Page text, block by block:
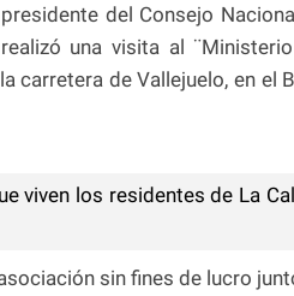
del Consejo
una visita al
carretera de Vallejuelo, en el
viven los residentes de La
sin fines de lucro